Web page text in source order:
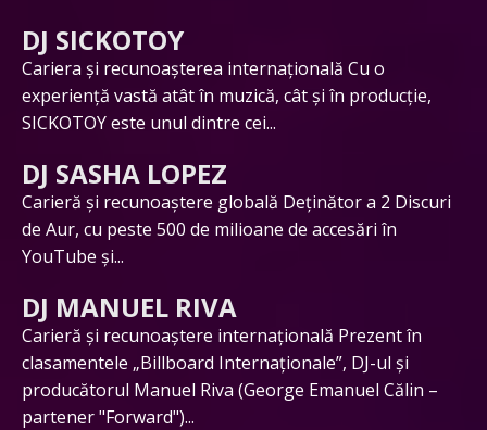
DJ SICKOTOY
Cariera și recunoașterea internațională Cu o
experiență vastă atât în muzică, cât și în producție,
SICKOTOY este unul dintre cei...
DJ SASHA LOPEZ
Carieră și recunoaștere globală Deținător a 2 Discuri
de Aur, cu peste 500 de milioane de accesări în
YouTube și...
DJ MANUEL RIVA
Carieră și recunoaștere internațională Prezent în
clasamentele „Billboard Internaționale”, DJ-ul și
producătorul Manuel Riva (George Emanuel Călin –
partener "Forward")...